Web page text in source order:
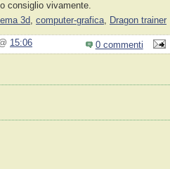
consiglio vivamente.
3d, computer-grafica, Dragon trainer
15:06 0 commenti